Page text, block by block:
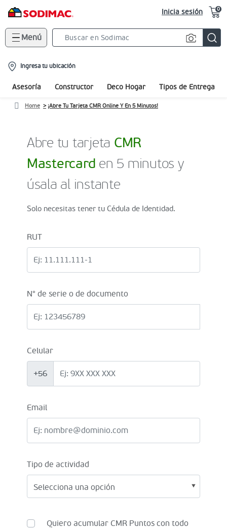
Inicia sesión 0
Menú
location-
icon
Ingresa tu ubicación
Asesoría Constructor Deco Hogar Tipos de Entrega
Home ¡Abre Tu Tarjeta CMR Online Y En 5 Minutos!
Abre tu tarjeta CMR
Mastercard en 5 minutos y
úsala al instante
Solo necesitas tener tu Cédula de Identidad.
RUT
N° de serie o de documento
Celular
+56
Email
Tipo de actividad
Quiero acumular CMR Puntos con todo